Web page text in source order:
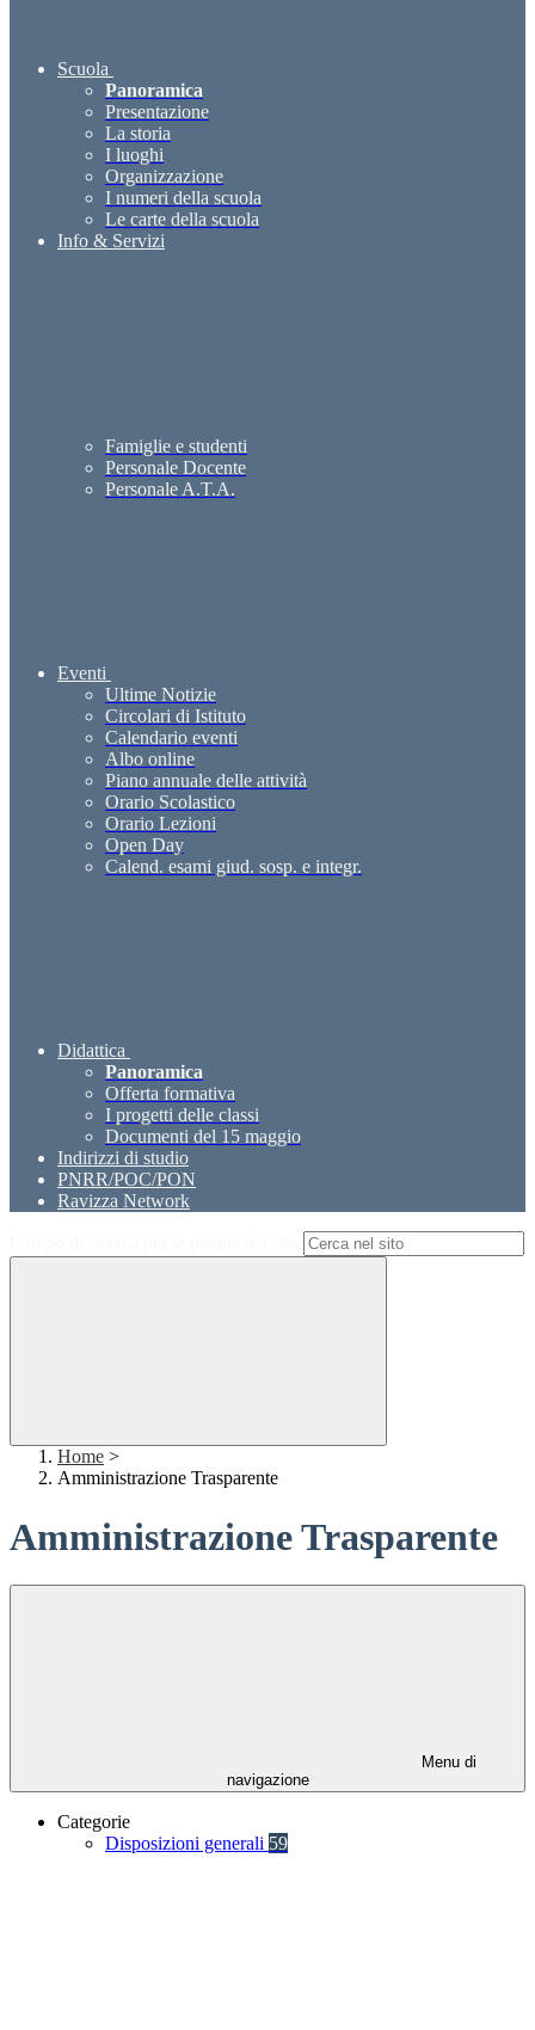
Scuola
Panoramica
Presentazione
La storia
I luoghi
Organizzazione
I numeri della scuola
Le carte della scuola
Info & Servizi
Famiglie e studenti
Personale Docente
Personale A.T.A.
Eventi
Ultime Notizie
Circolari di Istituto
Calendario eventi
Albo online
Piano annuale delle attività
Orario Scolastico
Orario Lezioni
Open Day
Calend. esami giud. sosp. e integr.
Didattica
Panoramica
Offerta formativa
I progetti delle classi
Documenti del 15 maggio
Indirizzi di studio
PNRR/POC/PON
Ravizza Network
Home >
Amministrazione Trasparente
Amministrazione Trasparente
Menu di
navigazione
Categorie
Disposizioni generali 59